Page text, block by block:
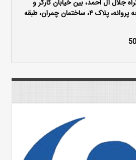
جلال آل احمد، بین خیابان کارگر و
بزرگراه چمران، کوچه پروانه، پلاک ۴، ساختمان چمران، طبقه